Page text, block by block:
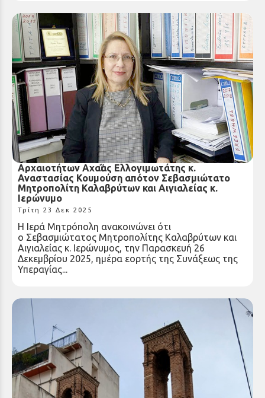
Τιμητική Βράβευση Προϊσταμένης της Εφορείας
Αρχαιοτήτων Αχαῒας Ελλογιμωτάτης κ.
Αναστασίας Κουμούση απότον Σεβασμιώτατο
Μητροπολίτη Καλαβρύτων και Αιγιαλείας κ.
Ιερώνυμο
Τρίτη 23 Δεκ 2025
Η Ιερά Μητρόπολη ανακοινώνει ότι
ο Σεβασμιώτατος Μητροπολίτης Καλαβρύτων και
Αιγιαλείας κ. Ιερώνυμος, την Παρασκευή 26
Δεκεμβρίου 2025, ημέρα εορτής της Συνάξεως της
Υπεραγίας...